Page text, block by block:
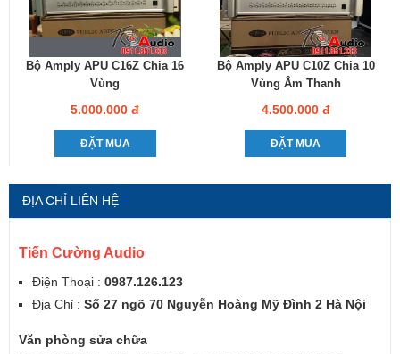
Bộ Amply APU C16Z Chia 16
Vùng
5.000.000 đ
ĐẶT MUA
Bộ Amply APU C10Z Chia 10
Vùng Âm Thanh
4.500.000 đ
ĐẶT MUA
ĐỊA CHỈ LIÊN HỆ
Tiến Cường Audio
Điện Thoại : 0987.126.123
Địa Chỉ : Số 27 ngõ 70 Nguyễn Hoàng Mỹ Đình 2 Hà Nội
Văn phòng sửa chữa